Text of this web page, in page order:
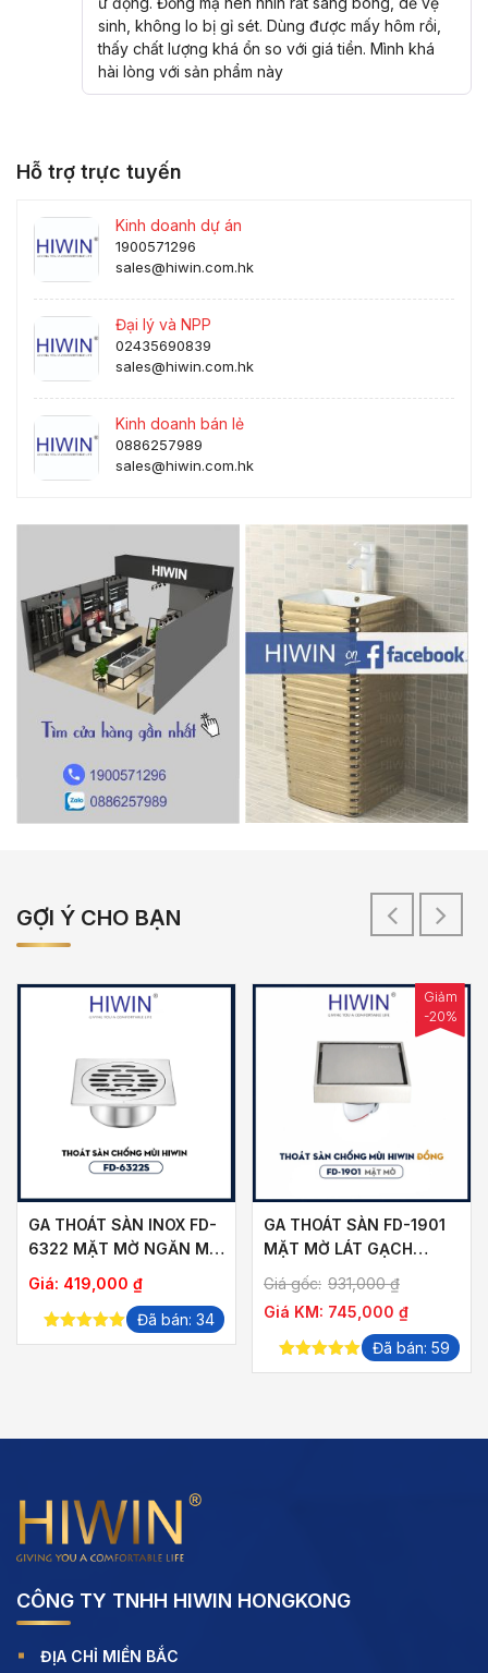
sinh, không lo bị gỉ sét. Dùng được mấy hôm rồi,
thấy chất lượng khá ổn so với giá tiền. Mình khá
hài lòng với sản phẩm này
Hỗ trợ trực tuyến
Kinh doanh dự án
1900571296
sales@hiwin.com.hk
Đại lý và NPP
02435690839
sales@hiwin.com.hk
Kinh doanh bán lẻ
0886257989
sales@hiwin.com.hk
GỢI Ý CHO BẠN
GA THOÁT SÀN INOX FD-
6322 MẶT MỜ NGĂN MÙI
THOÁT NHANH
Giá: 419,000 ₫
5.00out of
Đã bán: 34
GA THOÁT SÀN FD-1901
MẶT MỜ LÁT GẠCH
THOÁT NƯỚC NHANH
Giá gốc: 931,000₫
Giá KM: 745,000 ₫
Giảm
-20%
5.00out of
Đã bán: 59
CÔNG TY TNHH HIWIN HONGKONG
ĐỊA CHỈ MIỀN BẮC